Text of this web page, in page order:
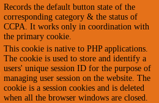
Records the default button state of the
corresponding category & the status of
CCPA. It works only in coordination with
the primary cookie.
This cookie is native to PHP applications.
The cookie is used to store and identify a
users' unique session ID for the purpose of
managing user session on the website. The
cookie is a session cookies and is deleted
when all the browser windows are closed.